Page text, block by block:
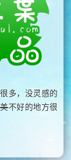
多，没灵感的
不好的地方很